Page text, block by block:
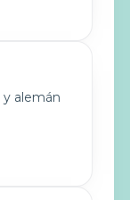
y alemán